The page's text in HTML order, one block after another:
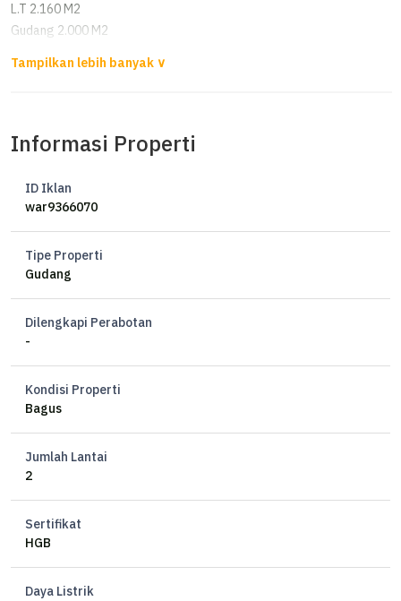
L.T 2.160 M2
Gudang 2.000 M2
Fast respon n survey bisa langsung hub hp n WA Jimmy San
Di Profile
Informasi Properti
ID Iklan
war9366070
Tipe Properti
Gudang
Dilengkapi Perabotan
-
Kondisi Properti
Bagus
Jumlah Lantai
2
Sertifikat
HGB
Daya Listrik